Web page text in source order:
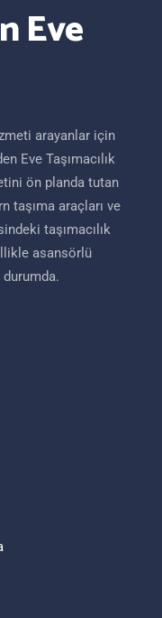
Eve
arayanlar için
Eve Taşımacılık
ön planda tutan
taşıma araçları ve
taşımacılık
asansörlü
durumda.